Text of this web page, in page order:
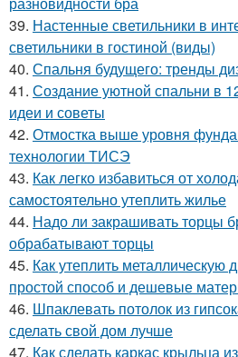
39. Настенные светильники в
светильники в гостиной (виды)
40. Спальня будущего: тренды
41. Создание уютной спальни в
идеи и советы
42. Отмостка выше уровня
технологии ТИСЭ
43. Как легко избавиться от
самостоятельно утеплить жилье
44. Надо ли закрашивать торцы
обрабатывают торцы
45. Как утеплить металлическую
простой способ и дешевые
46. Шпаклевать потолок из
сделать свой дом лучше
47. Как сделать каркас крыльца